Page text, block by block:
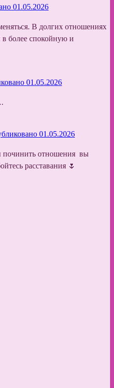
01.05.2026
В долгих отношениях
в более спокойную и
01.05.2026
01.05.2026
починить отношения вы
расставания 🌷